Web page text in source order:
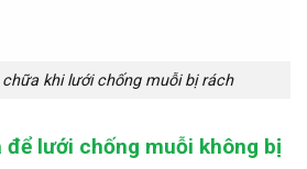
khi lưới chống muỗi bị rách
để lưới chống muỗi không bị